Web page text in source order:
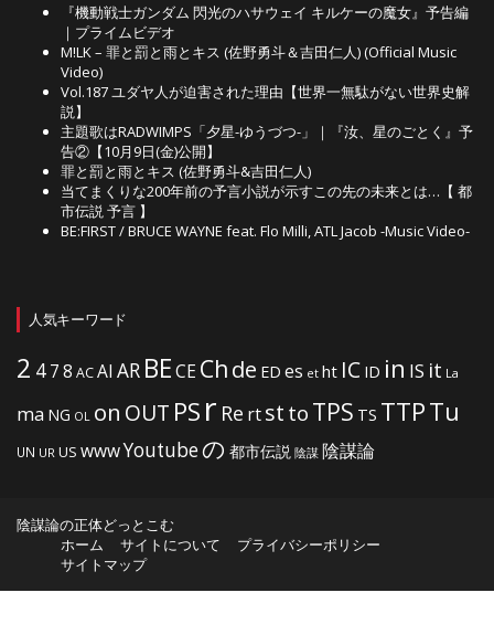
『機動戦士ガンダム 閃光のハサウェイ キルケーの魔女』予告編
｜プライムビデオ
M!LK – 罪と罰と雨とキス (佐野勇斗＆吉田仁人) (Official Music
Video)
Vol.187 ユダヤ人が迫害された理由【世界一無駄がない世界史解
説】
主題歌はRADWIMPS「夕星-ゆうづつ-」｜『汝、星のごとく』予
告②【10月9日(金)公開】
罪と罰と雨とキス (佐野勇斗&吉田仁人)
当てまくりな200年前の予言小説が示すこの先の未来とは…【 都
市伝説 予言 】
BE:FIRST / BRUCE WAYNE feat. Flo Milli, ATL Jacob -Music Video-
人気キーワード
2 478 ACAI AR BECE Chde ED es et ht IC ID in IS it La
ma NG OL on OUT PSr Re rtsttoTPS TS TTPTu
UN UR US wwwYoutubeの 都市伝説 陰謀 陰謀論
陰謀論の正体どっとこむ
ホーム
サイトについて
プライバシーポリシー
サイトマップ